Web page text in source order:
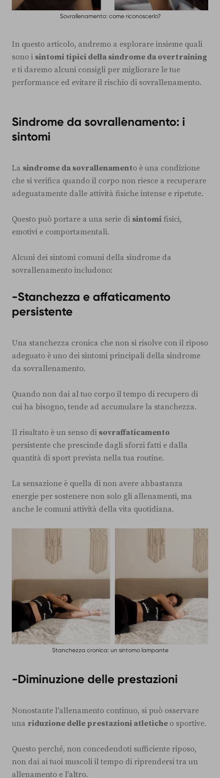
Sovrallenamento: come riconoscerlo?
In questo articolo, andremo a esplorare insieme quali
sono i sintomi tipici della sindrome da overtraining
e ti daremo alcuni consigli per migliorare le tue
performance ed evitare il rischio di sovrallenamento.
Sindrome da sovrallenamento: i
sintomi
La sindrome da sovrallenamento è una condizione
che si verifica quando il corpo non riesce a recuperare
adeguatamente dalle attività fisiche intense e ripetute.
Questo può portare a una serie di sintomi fisici,
emotivi e comportamentali.
Alcuni dei sintomi comuni della sindrome da
sovrallenamento includono:
-Stanchezza e affaticamento
persistente
Una stanchezza cronica che non si risolve con il riposo
adeguato è uno dei sintomi principali della sindrome
da sovrallenamento.
Quando non dai al tuo corpo il tempo di recupero di
cui ha bisogno, tende ad accumulare la stanchezza.
Il risultato è un senso di sovraffaticamento
persistente che prescinde dagli sforzi fatti e dalla
quantità di sport prevista nella tua routine.
La sensazione è quella di non avere abbastanza
energie per sostenere non solo gli allenamenti, ma
anche le comuni attività della vita quotidiana.
Stanchezza cronica: un sintomo lampante
-Diminuzione delle prestazioni
Nonostante l'allenamento continuo, si può osservare
una riduzione delle prestazioni atletiche o sportive.
Questo perché, non concedendoti sufficiente riposo,
non dai ai tuoi muscoli il tempo di riprendersi tra un
allenamento e l'altro.